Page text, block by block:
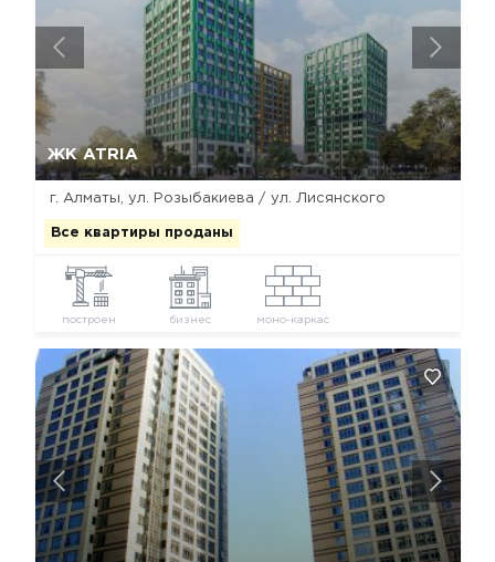
ЖК ATRIA
г. Алматы, ул. Розыбакиева / ул. Лисянского
Все квартиры проданы
построен бизнес моно-каркас
Да, удалить Отмена